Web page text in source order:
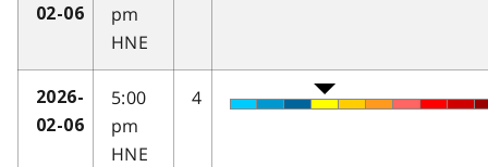
02-06
pm
HNE
2026-
02-06
5:00
pm
HNE
4